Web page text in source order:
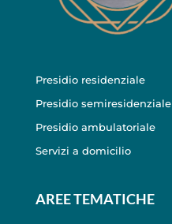
Presidio residenziale
Presidio semiresidenziale
Presidio ambulatoriale
Servizi a domicilio
AREE TEMATICHE